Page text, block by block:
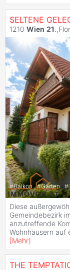
1210 Wien 21
#Balkon #Garten #
Diese
Gemeindebezirk
anzutreffende
Wohnhäusern auf
[Mehr]
THE